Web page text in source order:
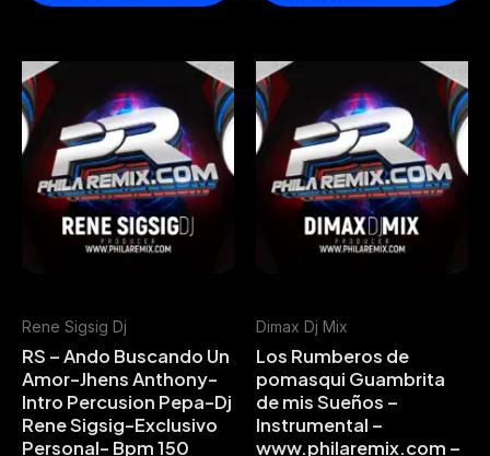
Rene Sigsig Dj
RS – Ando Buscando Un
Amor-Jhens Anthony-
Intro Percusion Pepa-Dj
Rene Sigsig-Exclusivo
Personal- Bpm 150
Dimax Dj Mix
Los Rumberos de
pomasqui Guambrita
de mis Sueños –
Instrumental –
www.philaremix.com –